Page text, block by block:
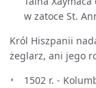
w zatoce St.
Król Hiszpanii
żeglarz, ani jego
1502 r. -